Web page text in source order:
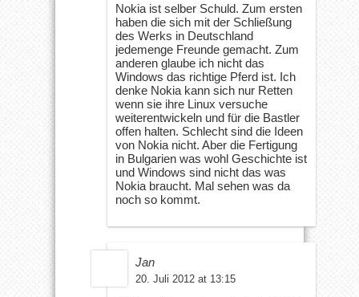
Nokia ist selber Schuld. Zum ersten
haben die sich mit der Schließung
des Werks in Deutschland
jedemenge Freunde gemacht. Zum
anderen glaube ich nicht das
Windows das richtige Pferd ist. Ich
denke Nokia kann sich nur Retten
wenn sie ihre Linux versuche
weiterentwickeln und für die Bastler
offen halten. Schlecht sind die Ideen
von Nokia nicht. Aber die Fertigung
in Bulgarien was wohl Geschichte ist
und Windows sind nicht das was
Nokia braucht. Mal sehen was da
noch so kommt.
Jan
20. Juli 2012 at 13:15